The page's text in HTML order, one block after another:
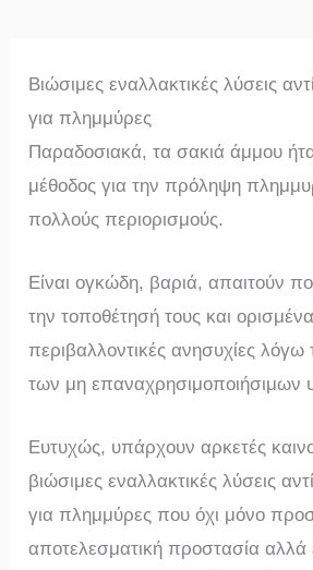
Βιώσιμες εναλλακτικές λύσεις
για πλημμύρες
Παραδοσιακά, τα σακιά άμμου
μέθοδος για την πρόληψη
πολλούς περιορισμούς.
Είναι ογκώδη, βαριά, απαιτούν
την τοποθέτησή τους και
περιβαλλοντικές ανησυχίες
των μη επαναχρησιμοποιήσιμων
Ευτυχώς, υπάρχουν αρκετές
βιώσιμες εναλλακτικές λύσεις
για πλημμύρες που όχι μόνο
αποτελεσματική προστασία αλλά